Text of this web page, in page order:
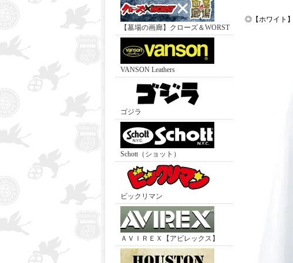
【墓場の画廊】クローズ＆WORST
VANSON Leathers
ゴジラ
Schott（ショット）
ビックリマン
ＡＶＩＲＥＸ【アビレックス】
◎【ホワイト】